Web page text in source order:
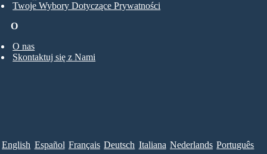
O
O nas
Skontaktuj się z Nami
Twoje Wybory Dotyczące Prywatności
English Español Français Deutsch Italiana Nederlands Português